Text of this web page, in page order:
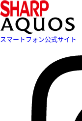
スマートフォン公式サイト